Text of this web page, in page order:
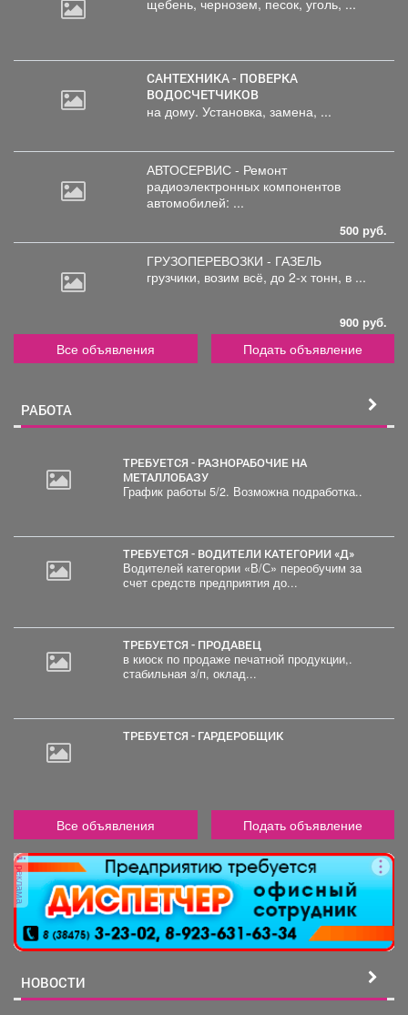
САНТЕХНИКА - ПОВЕРКА
ВОДОСЧЕТЧИКОВ
на дому. Установка, замена, ...
АВТОСЕРВИС - Ремонт
радиоэлектронных компонентов
автомобилей: ...
500 руб.
ГРУЗОПЕРЕВОЗКИ - ГАЗЕЛЬ
грузчики, возим всё, до 2-х тонн, в ...
900 руб.
Все объявления Подать объявление
РАБОТА
ТРЕБУЕТСЯ - РАЗНОРАБОЧИЕ НА
МЕТАЛЛОБАЗУ
График работы 5/2. Возможна подработка..
ТРЕБУЕТСЯ - ВОДИТЕЛИ КАТЕГОРИИ «Д»
Водителей категории «В/С» переобучим за
счет средств предприятия до...
ТРЕБУЕТСЯ - ПРОДАВЕЦ
в киоск по продаже печатной продукции,.
стабильная з/п, оклад...
ТРЕБУЕТСЯ - ГАРДЕРОБЩИК
Все объявления Подать объявление
реклама
НОВОСТИ